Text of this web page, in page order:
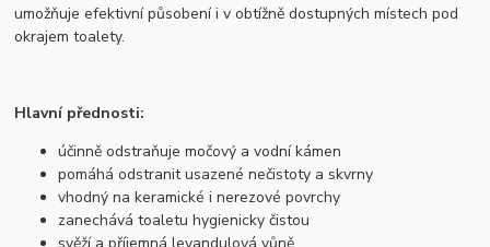
umožňuje efektivní působení i v obtížně dostupných místech pod
okrajem toalety.
Hlavní přednosti:
účinně odstraňuje močový a vodní kámen
pomáhá odstranit usazené nečistoty a skvrny
vhodný na keramické i nerezové povrchy
zanechává toaletu hygienicky čistou
svěží a příjemná levandulová vůně